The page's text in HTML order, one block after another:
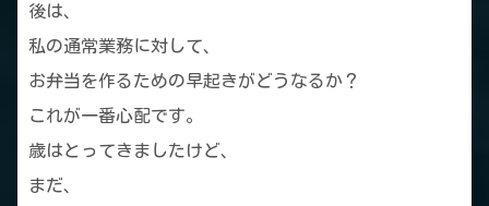
後は、
私の通常業務に対して、
お弁当を作るための早起きがどうなるか？
これが一番心配です。
歳はとってきましたけど、
まだ、